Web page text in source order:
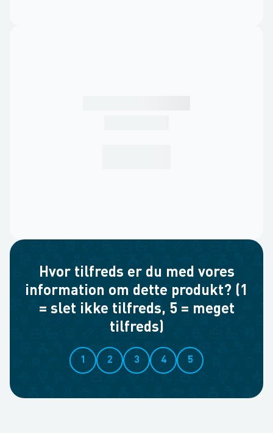
Hvor tilfreds er du med vores
information om dette produkt? (1
= slet ikke tilfreds, 5 = meget
tilfreds)
1 2 3 4 5